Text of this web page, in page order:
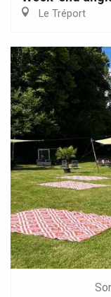
Le Tréport